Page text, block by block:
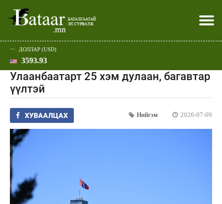
Эхлэл
Улс төр
Нийгэм
Эдийн засаг
Дэлхий
Спорт
Шар
Батаар юу хэлэв
Хэвлэл мэдээллээр
ДОЛЛАР (USD)
3593.93
Улаанбаатарт 25 хэм дулаан, багавтар
үүлтэй
ХУВААЛЦАХ Нийгэм 2026-07-09